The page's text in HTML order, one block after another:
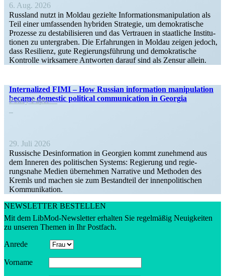
6. Aug. 2026
Russland nutzt in Moldau gezielte Infor­ma­ti­ons­ma­ni­pu­lation als
Teil einer umfas­senden hybriden Strategie, um demokra­tische
Prozesse zu desta­bi­li­sieren und das Vertrauen in staat­liche Insti­tu­
tionen zu unter­graben. Die Erfah­rungen in Moldau zeigen jedoch,
dass Resilienz, gute Regie­rungs­führung und demokra­tische
Kontrolle wirksamere Antworten darauf sind als Zensur allein.
Inter­na­lized FIMI – How Russian infor­mation manipu­lation
became domestic political commu­ni­cation in Georgia
Policy Paper
29. Juli 2026
Russische Desin­for­mation in Georgien kommt zunehmend aus
dem Inneren des politi­schen Systems: Regierung und regie­
rungsnahe Medien übernehmen Narrative und Methoden des
Kremls und machen sie zum Bestandteil der innen­po­li­ti­schen
Kommunikation.
NEWSLETTER BESTELLEN
Mit dem LibMod-Newsletter erhalten Sie regel­mäßig Neuig­keiten
zu unseren Themen in Ihr Postfach.
Anrede
Vorname